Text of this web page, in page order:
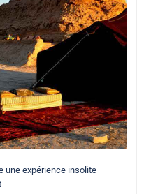
une expérience insolite